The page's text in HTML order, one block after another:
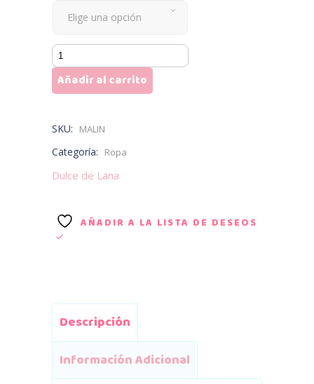
Elige una opción
Malin
cantidad
Añadir al carrito
SKU: MALIN
Categoría: Ropa
Dulce de Lana
AÑADIR A LA LISTA DE DESEOS
Descripción
Información Adicional